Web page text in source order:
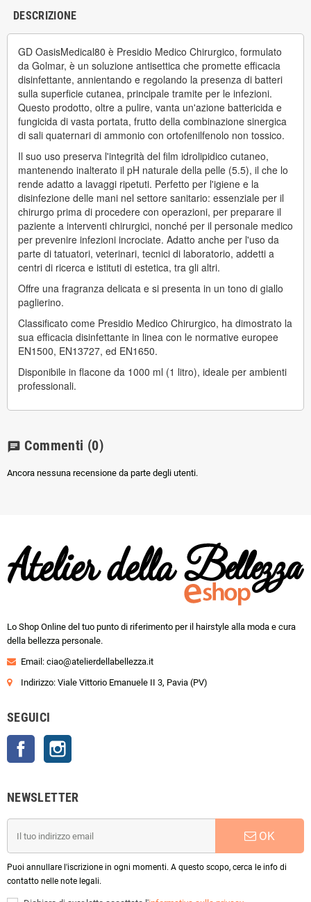
DESCRIZIONE
GD OasisMedical80 è Presidio Medico Chirurgico, formulato
da Golmar, è un soluzione antisettica che promette efficacia
disinfettante, annientando e regolando la presenza di batteri
sulla superficie cutanea, principale tramite per le infezioni.
Questo prodotto, oltre a pulire, vanta un'azione battericida e
fungicida di vasta portata, frutto della combinazione sinergica
di sali quaternari di ammonio con ortofenilfenolo non tossico.
Il suo uso preserva l'integrità del film idrolipidico cutaneo,
mantenendo inalterato il pH naturale della pelle (5.5), il che lo
rende adatto a lavaggi ripetuti. Perfetto per l'igiene e la
disinfezione delle mani nel settore sanitario: essenziale per il
chirurgo prima di procedere con operazioni, per preparare il
paziente a interventi chirurgici, nonché per il personale medico
per prevenire infezioni incrociate. Adatto anche per l'uso da
parte di tatuatori, veterinari, tecnici di laboratorio, addetti a
centri di ricerca e istituti di estetica, tra gli altri.
Offre una fragranza delicata e si presenta in un tono di giallo
paglierino.
Classificato come Presidio Medico Chirurgico, ha dimostrato la
sua efficacia disinfettante in linea con le normative europee
EN1500, EN13727, ed EN1650.
Disponibile in flacone da 1000 ml (1 litro), ideale per ambienti
professionali.
chat Commenti (0)
Ancora nessuna recensione da parte degli utenti.
Lo Shop Online del tuo punto di riferimento per il hairstyle alla moda e cura
della bellezza personale.
Email: ciao@atelierdellabellezza.it
Indirizzo: Viale Vittorio Emanuele II 3, Pavia (PV)
SEGUICI
Facebook
NEWSLETTER
OK
Puoi annullare l'iscrizione in ogni momenti. A questo scopo, cerca le info di
contatto nelle note legali.